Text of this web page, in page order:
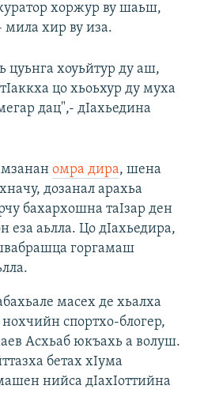
хоржур ву шаьш,
хир ву иза.
цуьнга хоуьйтур ду аш,
цо хьоьхур ду муха
дац",- дIахьедина
омра дира, шена
дозанал арахьа
бахархошна таIзар ден
еза аьлла. Цо дIахьедира,
горгамаш
масех де хьалха
спортхо-блогер,
Асхьаб юкъахь а волуш.
бетах хIума
нийса дIахIоттийна